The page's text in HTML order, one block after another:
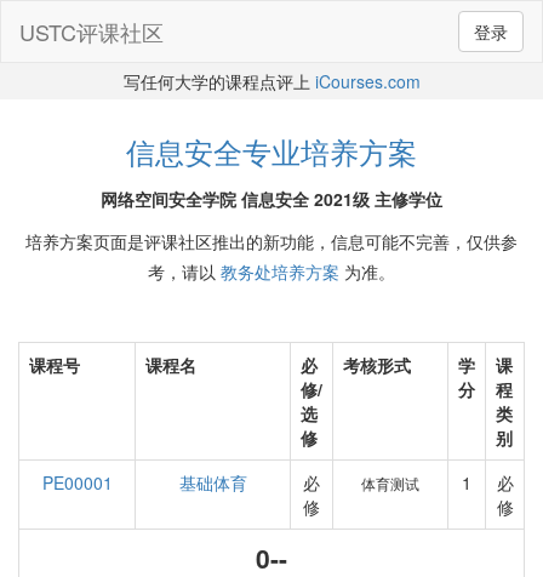
登录
USTC评课社区
写任何大学的课程点评上 iCourses.com
信息安全专业培养方案
网络空间安全学院 信息安全 2021级 主修学位
培养方案页面是评课社区推出的新功能，信息可能不完善，仅供参
考，请以 教务处培养方案 为准。
课程号 课程名
必
修/
选
修
考核形式
学
分
课
程
类
别
PE00001
基础体育
必
修
体育测试 1
必
修
0--